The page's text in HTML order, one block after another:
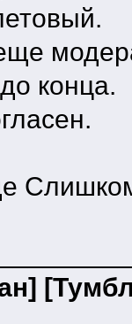
конца.